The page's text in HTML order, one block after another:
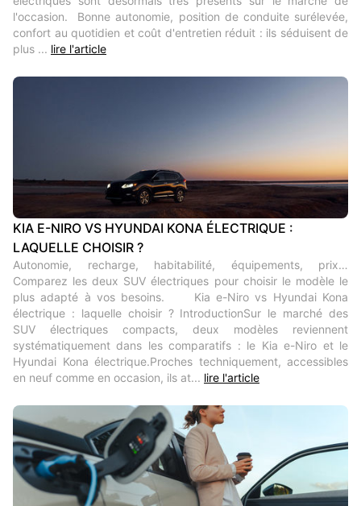
l'occasion. Bonne autonomie, position de conduite surélevée,
confort au quotidien et coût d'entretien réduit : ils séduisent de
plus ... lire l'article
KIA E-NIRO VS HYUNDAI KONA ÉLECTRIQUE :
LAQUELLE CHOISIR ?
Autonomie, recharge, habitabilité, équipements, prix…
Comparez les deux SUV électriques pour choisir le modèle le
plus adapté à vos besoins. Kia e-Niro vs Hyundai Kona
électrique : laquelle choisir ? IntroductionSur le marché des
SUV électriques compacts, deux modèles reviennent
systématiquement dans les comparatifs : le Kia e-Niro et le
Hyundai Kona électrique.Proches techniquement, accessibles
en neuf comme en occasion, ils at... lire l'article